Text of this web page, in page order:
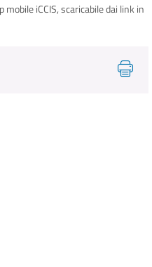
iCCIS, scaricabile dai link in